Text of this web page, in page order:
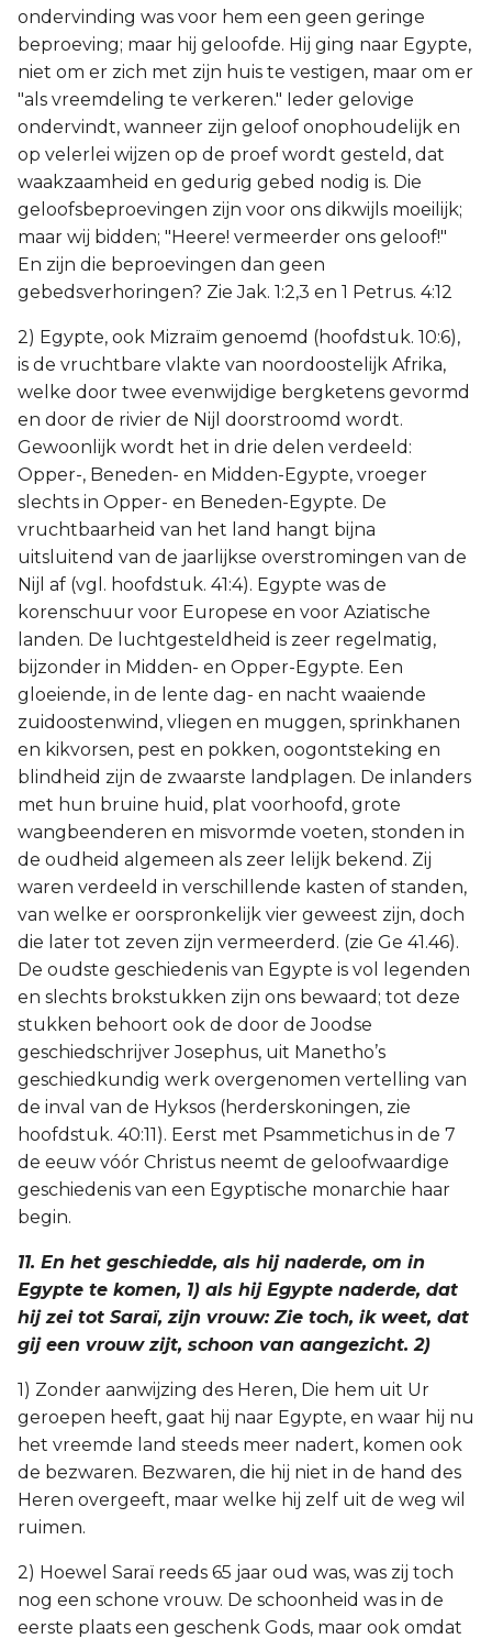
ondervinding was voor hem een geen geringe
beproeving; maar hij geloofde. Hij ging naar Egypte,
niet om er zich met zijn huis te vestigen, maar om er
"als vreemdeling te verkeren." Ieder gelovige
ondervindt, wanneer zijn geloof onophoudelijk en
op velerlei wijzen op de proef wordt gesteld, dat
waakzaamheid en gedurig gebed nodig is. Die
geloofsbeproevingen zijn voor ons dikwijls moeilijk;
maar wij bidden; "Heere! vermeerder ons geloof!"
En zijn die beproevingen dan geen
gebedsverhoringen? Zie Jak. 1:2,3 en 1 Petrus. 4:12
2) Egypte, ook Mizraïm genoemd (hoofdstuk. 10:6),
is de vruchtbare vlakte van noordoostelijk Afrika,
welke door twee evenwijdige bergketens gevormd
en door de rivier de Nijl doorstroomd wordt.
Gewoonlijk wordt het in drie delen verdeeld:
Opper-, Beneden- en Midden-Egypte, vroeger
slechts in Opper- en Beneden-Egypte. De
vruchtbaarheid van het land hangt bijna
uitsluitend van de jaarlijkse overstromingen van de
Nijl af (vgl. hoofdstuk. 41:4). Egypte was de
korenschuur voor Europese en voor Aziatische
landen. De luchtgesteldheid is zeer regelmatig,
bijzonder in Midden- en Opper-Egypte. Een
gloeiende, in de lente dag- en nacht waaiende
zuidoostenwind, vliegen en muggen, sprinkhanen
en kikvorsen, pest en pokken, oogontsteking en
blindheid zijn de zwaarste landplagen. De inlanders
met hun bruine huid, plat voorhoofd, grote
wangbeenderen en misvormde voeten, stonden in
de oudheid algemeen als zeer lelijk bekend. Zij
waren verdeeld in verschillende kasten of standen,
van welke er oorspronkelijk vier geweest zijn, doch
die later tot zeven zijn vermeerderd. (zie Ge 41.46).
De oudste geschiedenis van Egypte is vol legenden
en slechts brokstukken zijn ons bewaard; tot deze
stukken behoort ook de door de Joodse
geschiedschrijver Josephus, uit Manetho’s
geschiedkundig werk overgenomen vertelling van
de inval van de Hyksos (herderskoningen, zie
hoofdstuk. 40:11). Eerst met Psammetichus in de 7
de eeuw vóór Christus neemt de geloofwaardige
geschiedenis van een Egyptische monarchie haar
begin.
11. En het geschiedde, als hij naderde, om in
Egypte te komen, 1) als hij Egypte naderde, dat
hij zei tot Saraï, zijn vrouw: Zie toch, ik weet, dat
gij een vrouw zijt, schoon van aangezicht. 2)
1) Zonder aanwijzing des Heren, Die hem uit Ur
geroepen heeft, gaat hij naar Egypte, en waar hij nu
het vreemde land steeds meer nadert, komen ook
de bezwaren. Bezwaren, die hij niet in de hand des
Heren overgeeft, maar welke hij zelf uit de weg wil
ruimen.
2) Hoewel Saraï reeds 65 jaar oud was, was zij toch
nog een schone vrouw. De schoonheid was in de
eerste plaats een geschenk Gods, maar ook omdat